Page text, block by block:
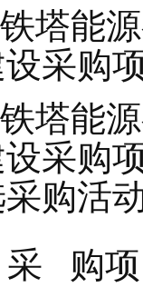
铁塔能
采购
铁塔能
采购
购活
采   购